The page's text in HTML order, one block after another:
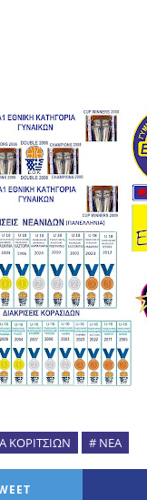
ΚΟΡΙΤΣΙΩΝ # ΝΕΑ